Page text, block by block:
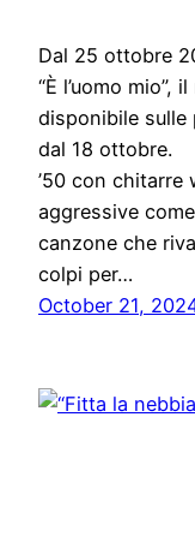
Dal 25 ottobre
“È l’uomo
disponibile sulle
dal 18 ottobre.
’50 con chitarre
aggressive
canzone che
colpi per…
October 21,